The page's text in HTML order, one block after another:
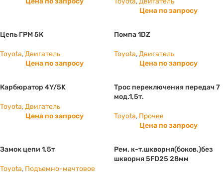
Цена по запросу
Цепь ГРМ 5К
Toyota,Двигатель
Цена по запросу
Помпа 1DZ
Toyota,Двигатель
Цена по запросу
Карбюратор 4Y/5K
Toyota,Двигатель
Цена по запросу
Трос переключения передач 7
мод.1,5т.
Toyota, Прочее
Цена по запросу
Замок цепи 1,5т
Toyota, Подъемно-мачтовое
Рем. к-т.шкворня(боков.)без
шкворня 5FD25 28мм